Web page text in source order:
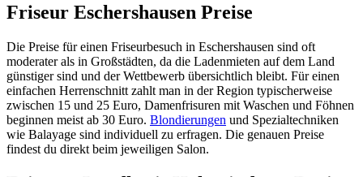
Friseur Eschershausen Preise
Die Preise für einen Friseurbesuch in Eschershausen sind oft
moderater als in Großstädten, da die Ladenmieten auf dem Land
günstiger sind und der Wettbewerb übersichtlich bleibt. Für einen
einfachen Herrenschnitt zahlt man in der Region typischerweise
zwischen 15 und 25 Euro, Damenfrisuren mit Waschen und Föhnen
beginnen meist ab 30 Euro. Blondierungen und Spezialtechniken
wie Balayage sind individuell zu erfragen. Die genauen Preise
findest du direkt beim jeweiligen Salon.